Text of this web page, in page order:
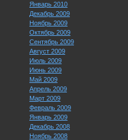
Январь 2010
Декабрь 2009
Ноябрь 2009
Октябрь 2009
Сентябрь 2009
Август 2009
Июль 2009
Июнь 2009
Май 2009
Апрель 2009
Март 2009
Февраль 2009
Январь 2009
Декабрь 2008
Ноябрь 2008